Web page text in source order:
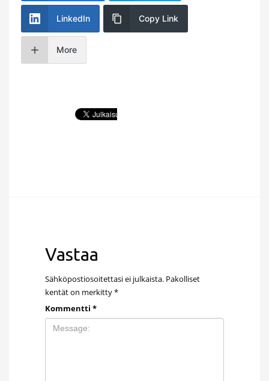
LinkedIn Copy Link
More
Vastaa
Sähköpostiosoitettasi ei julkaista. Pakolliset
kentät on merkitty*
Kommentti *